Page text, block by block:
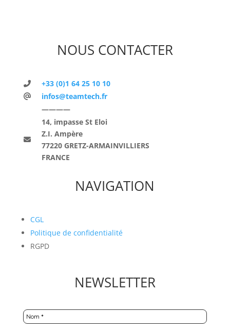
NOUS CONTACTER
+33 (0)1 64 25 10 10
infos@teamtech.fr
————
14, impasse St Eloi
Z.I. Ampère
77220 GRETZ-ARMAINVILLIERS
FRANCE
NAVIGATION
CGL
Politique de confidentialité
RGPD
NEWSLETTER